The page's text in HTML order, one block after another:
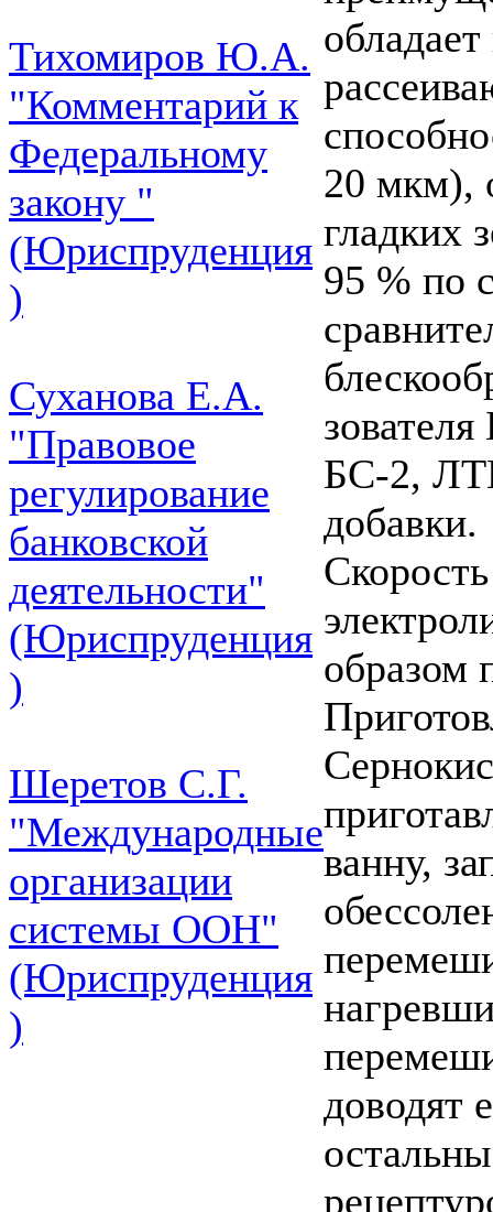
Тихомиров Ю.А.
"Комментарий к
Федеральному
закону "
(Юриспруденция
)
Суханова Е.А.
"Правовое
регулирование
банковской
деятельности"
(Юриспруденция
)
Шеретов С.Г.
"Международные
организации
системы ООН"
(Юриспруденция
)
20 мкм),
гладких
95 % по
БС-2,
добавки.
образом
ванну,
доводят